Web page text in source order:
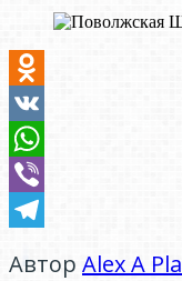
Odnoklassniki
VK
WhatsApp
Viber
Автор Alex A